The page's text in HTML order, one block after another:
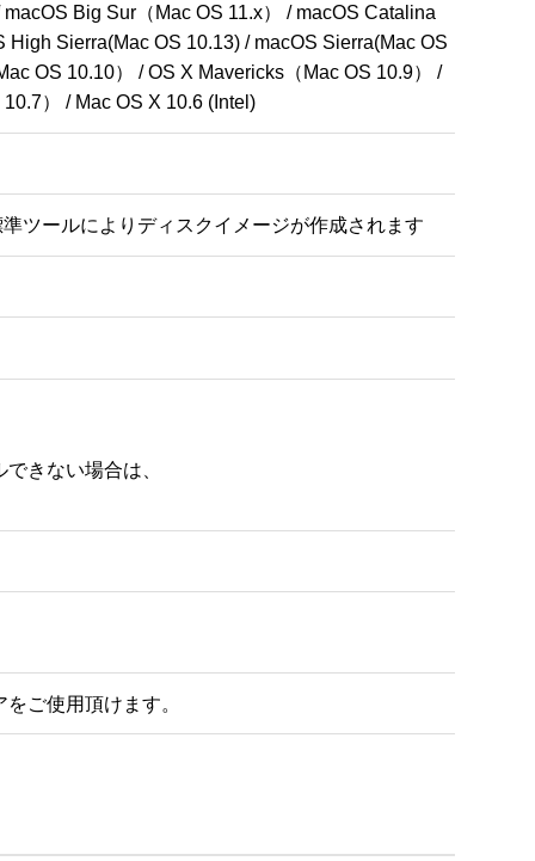
Big Sur（Mac OS 11.x） / macOS Catalina
High Sierra(Mac OS 10.13) / macOS Sierra(Mac OS
OS 10.10） / OS X Mavericks（Mac OS 10.9） /
） / Mac OS X 10.6 (Intel)
ツールによりディスクイメージが作成されます
ご使用頂けます。